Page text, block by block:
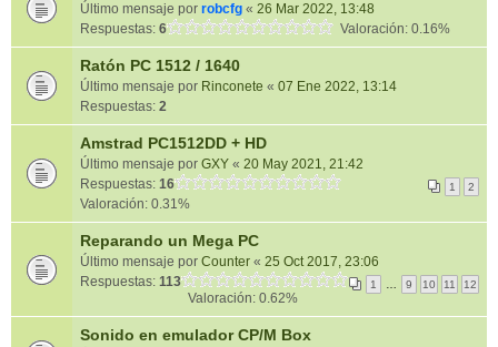
Último mensaje por robcfg « 26 Mar 2022, 13:48
Respuestas: 6 Valoración: 0.16%
Ratón PC 1512 / 1640
Último mensaje por Rinconete « 07 Ene 2022, 13:14
Respuestas: 2
Amstrad PC1512DD + HD
Último mensaje por GXY « 20 May 2021, 21:42
Respuestas: 16 1 2
Valoración: 0.31%
Reparando un Mega PC
Último mensaje por Counter « 25 Oct 2017, 23:06
Respuestas: 113 1 9 10 11 12
Valoración: 0.62%
Sonido en emulador CP/M Box